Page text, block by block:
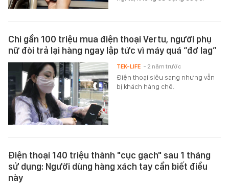
Chi gần 100 triệu mua điện thoại Vertu, người phụ
nữ đòi trả lại hàng ngay lập tức vì máy quá “đơ lag”
Điện thoại siêu sang nhưng vẫn
bị khách hàng chê.
TEK-LIFE - 2 năm trước
Điện thoại 140 triệu thành "cục gạch" sau 1 tháng
sử dụng: Người dùng hàng xách tay cần biết điều
này